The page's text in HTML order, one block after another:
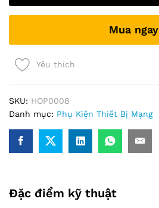
Tracker
MJ-
quantity
Mua ngay
Yêu thích
SKU: HOP0008
Danh mục: Phụ Kiện Thiết Bị Mạng
Đặc điểm kỹ thuật